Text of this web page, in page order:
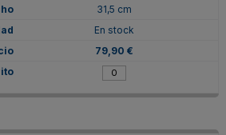
31,5 cm
En stock
79,90 €